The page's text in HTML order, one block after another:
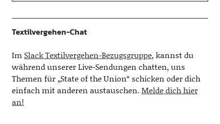
Textilvergehen-Chat
Im Slack Textilvergehen-Bezugsgruppe, kannst du
während unserer Live-Sendungen chatten, uns
Themen für „State of the Union“ schicken oder dich
einfach mit anderen austauschen.Melde dich hier
an!